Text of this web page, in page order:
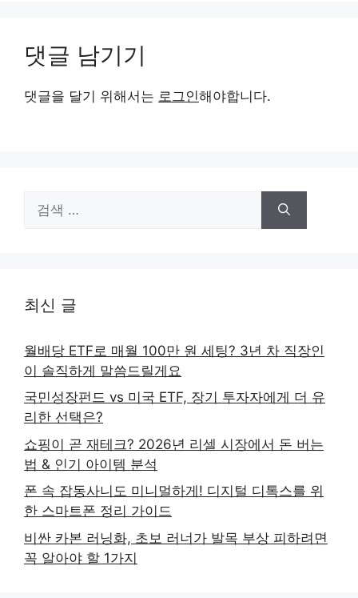
댓글 남기기
댓글을 달기 위해서는 로그인해야합니다.
색:
최신 글
월배당 ETF로 매월 100만 원 세팅? 3년 차 직장인
이 솔직하게 말씀드릴게요
국민성장펀드 vs 미국 ETF, 장기 투자자에게 더 유
리한 선택은?
쇼핑이 곧 재테크? 2026년 리셀 시장에서 돈 버는
법 & 인기 아이템 분석
폰 속 잡동사니도 미니멀하게! 디지털 디톡스를 위
한 스마트폰 정리 가이드
비싼 카본 러닝화, 초보 러너가 발목 부상 피하려면
꼭 알아야 할 1가지